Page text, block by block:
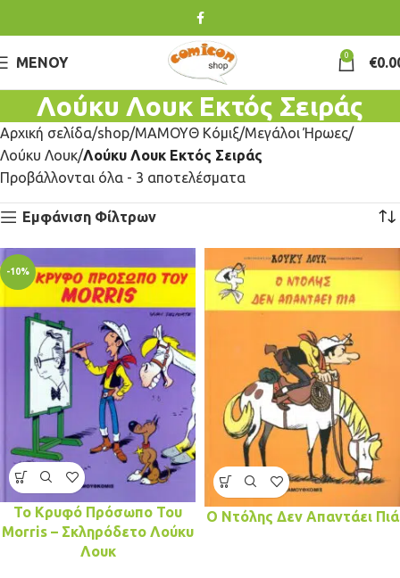
ΜΕΝΟΎ 0 €
Λούκυ Λουκ Εκτός Σειράς
Αρχική σελίδα shop ΜΑΜΟΥΘ Κόμιξ Μεγάλοι Ήρωες
Λούκυ Λουκ Λούκυ Λουκ Εκτός Σειράς
Προβάλλονται όλα - 3 αποτελέσματα
Εμφάνιση Φίλτρων
-10%
Το Κρυφό Πρόσωπο Του
Morris – Σκληρόδετο Λούκυ
Λουκ
Ο Ντόλης Δεν Απαντάει Πιά